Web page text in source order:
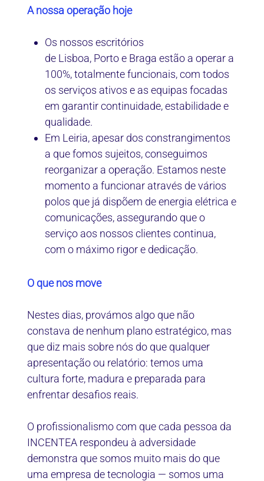
A nossa operação hoje
Os nossos escritórios
de Lisboa, Porto e Braga estão a operar a
100%, totalmente funcionais, com todos
os serviços ativos e as equipas focadas
em garantir continuidade, estabilidade e
qualidade.
Em Leiria, apesar dos constrangimentos
a que fomos sujeitos, conseguimos
reorganizar a operação. Estamos neste
momento a funcionar através de vários
polos que já dispõem de energia elétrica e
comunicações, assegurando que o
serviço aos nossos clientes continua,
com o máximo rigor e dedicação.
O que nos move
Nestes dias, provámos algo que não
constava de nenhum plano estratégico, mas
que diz mais sobre nós do que qualquer
apresentação ou relatório: temos uma
cultura forte, madura e preparada para
enfrentar desafios reais.
O profissionalismo com que cada pessoa da
INCENTEA respondeu à adversidade
demonstra que somos muito mais do que
uma empresa de tecnologia — somos uma